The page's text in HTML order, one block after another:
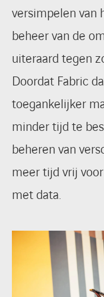
versimpelen van
beheer van de
uiteraard tegen
Doordat Fabric
toegankelijker
minder tijd te
beheren van
meer tijd vrij
met data.